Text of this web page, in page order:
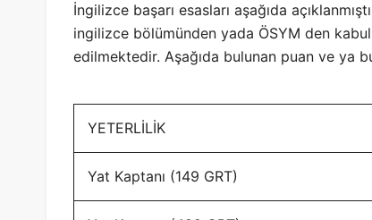
İngilizce başarı esasları aşağıda
ingilizce bölümünden yada ÖSYM den
edilmektedir. Aşağıda bulunan puan ve ya
YETERLİLİK
Yat Kaptanı (149 GRT)